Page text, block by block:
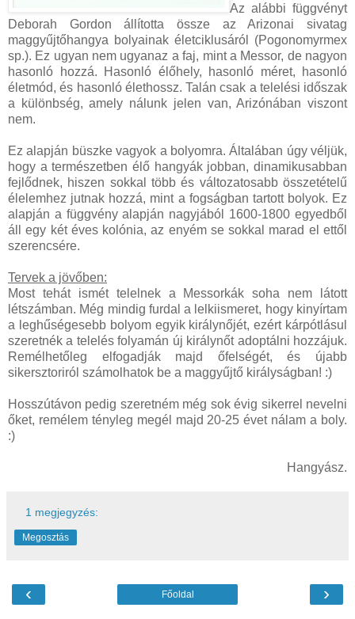
Az alábbi függvényt
Deborah Gordon állította össze az Arizonai sivatag
maggyűjtőhangya bolyainak életciklusáról (Pogonomyrmex
sp.). Ez ugyan nem ugyanaz a faj, mint a Messor, de nagyon
hasonló hozzá. Hasonló élőhely, hasonló méret, hasonló
életmód, és hasonló élethossz. Talán csak a telelési időszak
a különbség, amely nálunk jelen van, Arizónában viszont
nem.
Ez alapján büszke vagyok a bolyomra. Általában úgy véljük,
hogy a természetben élő hangyák jobban, dinamikusabban
fejlődnek, hiszen sokkal több és változatosabb összetételű
élelemhez jutnak hozzá, mint a fogságban tartott bolyok. Ez
alapján a függvény alapján nagyjából 1600-1800 egyedből
áll egy két éves kolónia, az enyém se sokkal marad el ettől
szerencsére.
Tervek a jövőben:
Most tehát ismét telelnek a Messorkák soha nem látott
létszámban. Még mindig furdal a lelkiismeret, hogy kinyírtam
a leghűségesebb bolyom egyik királynőjét, ezért kárpótlásul
szeretnék a telelés folyamán új királynőt adoptálni hozzájuk.
Remélhetőleg elfogadják majd őfelségét, és újabb
sikersztoriról számolhatok be a maggyűjtő királyságban! :)
Hosszútávon pedig szeretném még sok évig sikerrel nevelni
őket, remélem tényleg megél majd 20-25 évet nálam a boly.
:)
Hangyász.
1 megjegyzés:
Megosztás
‹ ›
Főoldal